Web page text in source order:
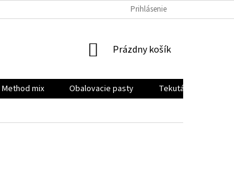
Prihlásenie
NÁKUPNÝ
Prázdny košík
Method mix Obalovacie pasty
Tekutá potrava,